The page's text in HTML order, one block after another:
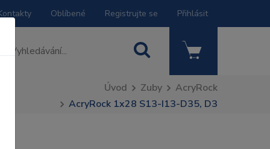
Oblíbené Registrujte se Přihlásit
Úvod Zuby
AcryRock
AcryRock 1x28 S13-I13-D35, D3